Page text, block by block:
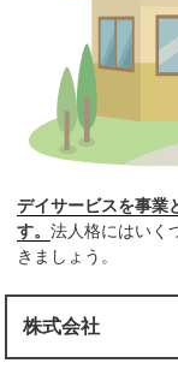
デイサービスを事業
す。法人格にはいく
きましょう。
株式会社